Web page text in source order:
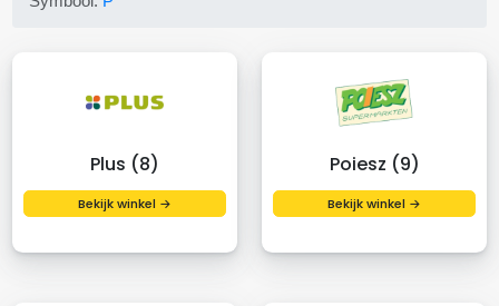
Plus (8)
Bekijk winkel →
Poiesz (9)
Bekijk winkel →